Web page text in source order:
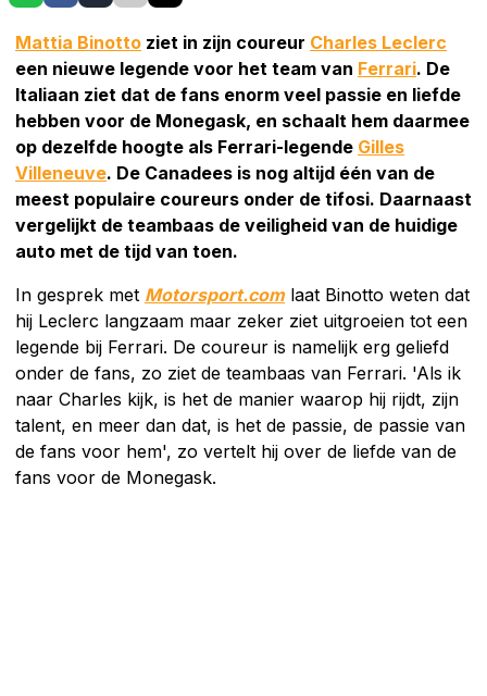
Mattia Binotto ziet in zijn coureur Charles Leclerc
een nieuwe legende voor het team van Ferrari. De
Italiaan ziet dat de fans enorm veel passie en liefde
hebben voor de Monegask, en schaalt hem daarmee
op dezelfde hoogte als Ferrari-legende Gilles
Villeneuve. De Canadees is nog altijd één van de
meest populaire coureurs onder de tifosi. Daarnaast
vergelijkt de teambaas de veiligheid van de huidige
auto met de tijd van toen.
In gesprek met Motorsport.comlaat Binotto weten dat
hij Leclerc langzaam maar zeker ziet uitgroeien tot een
legende bij Ferrari. De coureur is namelijk erg geliefd
onder de fans, zo ziet de teambaas van Ferrari. 'Als ik
naar Charles kijk, is het de manier waarop hij rijdt, zijn
talent, en meer dan dat, is het de passie, de passie van
de fans voor hem', zo vertelt hij over de liefde van de
fans voor de Monegask.